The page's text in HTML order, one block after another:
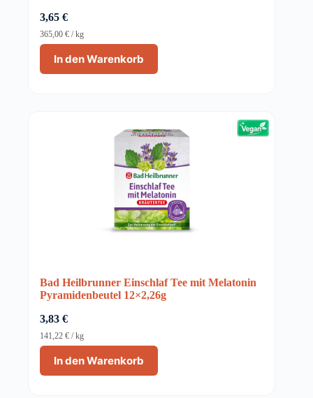
3,65 €
In den Warenkorb
365,00 € /kg
Bad Heilbrunner Einschlaf Tee mit Melatonin
Pyramidenbeutel 12×2,26g
3,83 €
In den Warenkorb
141,22 € /kg